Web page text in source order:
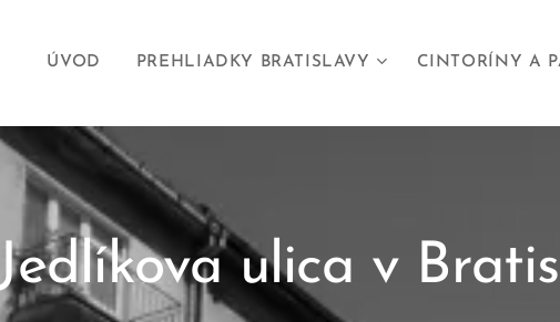
ÚVOD PREHLIADKY BRATISLAVY CINTORÍNY A
Jedlíkova ulica v